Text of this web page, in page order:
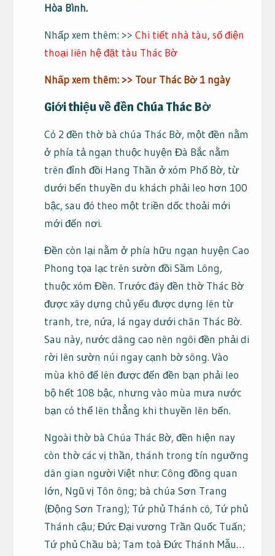
Hòa Bình.
Nhấp xem thêm: >> Chi tiết nhà tàu, số điện
thoại liên hệ đặt tàu Thác Bờ
Nhấp xem thêm: >> Tour Thác Bờ 1 ngày
Giới thiệu về đền Chúa Thác Bờ
Có 2 đền thờ bà chúa Thác Bờ, một đền nằm
ở phía tả ngạn thuộc huyện Đà Bắc nằm
trên đỉnh đồi Hang Thần ở xóm Phố Bờ, từ
dưới bến thuyền du khách phải leo hơn 100
bậc, sau đó theo một triền dốc thoải mới
mới đến nơi.
Đền còn lại nằm ở phía hữu ngạn huyện Cao
Phong tọa lạc trên sườn đồi Sầm Lông,
thuộc xóm Đền. Trước đây đền thờ Thác Bờ
được xây dựng chủ yếu được dựng lên từ
tranh, tre, nứa, lá ngay dưới chân Thác Bờ.
Sau này, nước dâng cao nên ngôi đền phải di
rời lên sườn núi ngay cạnh bờ sông. Vào
mùa khô để lên được đến đền bạn phải leo
bộ hết 108 bậc, nhưng vào mùa mưa nước
bạn có thể lên thẳng khi thuyền lên bến.
Ngoài thờ bà Chúa Thác Bờ, đền hiện nay
còn thờ các vị thần, thánh trong tín ngưỡng
dân gian người Việt như: Công đồng quan
lớn, Ngũ vị Tôn ông; bà chúa Sơn Trang
(Động Sơn Trang); Tứ phủ Thánh cô, Tứ phủ
Thánh cậu; Đức Đại vương Trần Quốc Tuấn;
Tứ phủ Chầu bà; Tam toà Đức Thánh Mẫu…